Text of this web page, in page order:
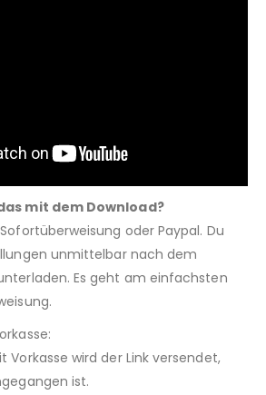
mit dem Download?
oder Paypal. Du
unmittelbar nach dem
Es geht am einfachsten
Vorkasse wird der Link versendet,
ist.